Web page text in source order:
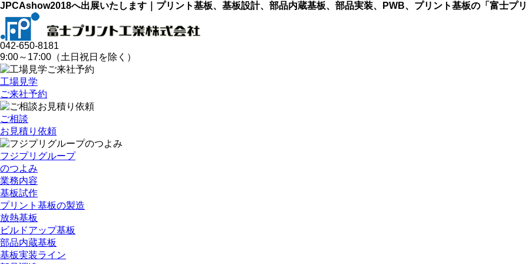
JPCAshow2018へ出展いたします｜プリント基板、基板設計、部品内蔵基板、部品実装、PWB、プリント基板の「富士プ
042-650-8181
9:00～17:00（土日祝日を除く）
工場見学
ご来社予約
ご相談
お見積り依頼
フジプリグループ
のつよみ
業務内容
基板試作
プリント基板の製造
放熱基板
ビルドアップ基板
部品内蔵基板
基板実装ライン